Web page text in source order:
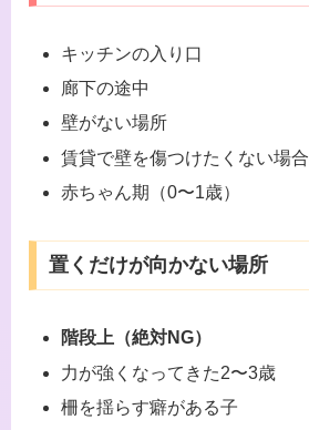
キッチンの入り口
廊下の途中
壁がない場所
賃貸で壁を傷つけたくない場合
赤ちゃん期（0〜1歳）
置くだけが向かない場所
階段上（絶対NG）
力が強くなってきた2〜3歳
柵を揺らす癖がある子